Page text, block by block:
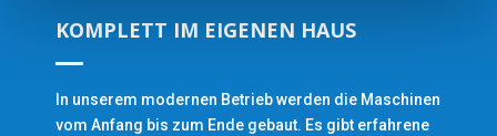
KOMPLETT IM EIGENEN HAUS
In unserem modernen Betrieb werden die Maschinen
vom Anfang bis zum Ende gebaut. Es gibt erfahrene